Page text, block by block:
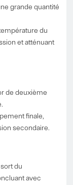
grande quantité
du
et atténuant
de deuxième
finale,
secondaire.
du
avec